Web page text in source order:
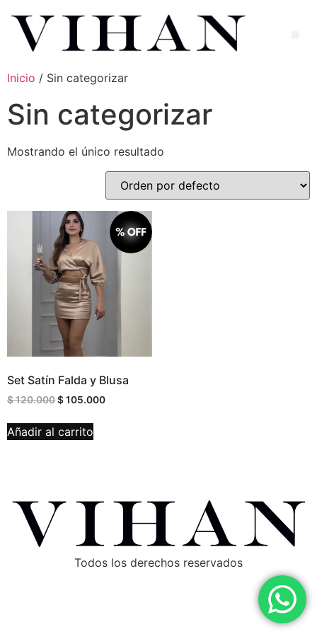
Inicio / Sin categorizar
Sin categorizar
Mostrando el único resultado
Set Satín Falda y Blusa
$120.000$105.000
Añadir al carrito
Todos los derechos reservados